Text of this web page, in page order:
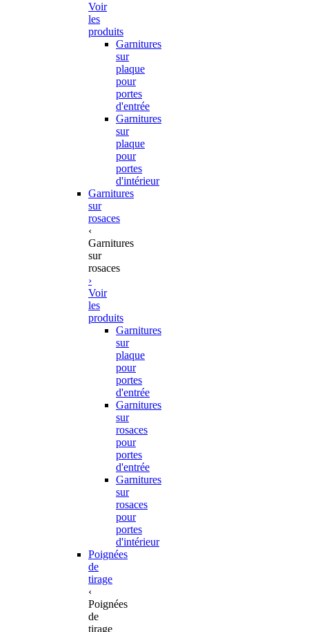
Voir
les
produits
Garnitures
sur
plaque
pour
portes
d'entrée
Garnitures
sur
plaque
pour
portes
d'intérieur
Garnitures
sur
rosaces
‹
Garnitures
sur
rosaces
›
Voir
les
produits
Garnitures
sur
plaque
pour
portes
d'entrée
Garnitures
sur
rosaces
pour
portes
d'entrée
Garnitures
sur
rosaces
pour
portes
d'intérieur
Poignées
de
tirage
‹
Poignées
de
tirage